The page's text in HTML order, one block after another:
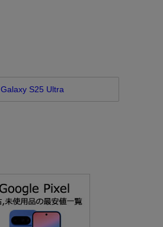
Galaxy S25 Ultra